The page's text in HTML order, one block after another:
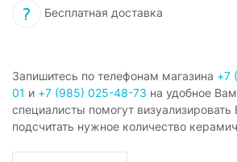
Бесплатная доставка
Запишитесь по телефонам магазина +7
01 и +7 (985) 025-48-73 на удобное
специалисты помогут
подсчитать нужное количество